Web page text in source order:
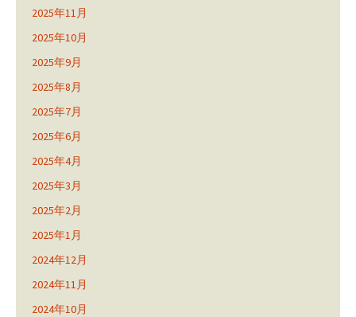
2025年11月
2025年10月
2025年9月
2025年8月
2025年7月
2025年6月
2025年4月
2025年3月
2025年2月
2025年1月
2024年12月
2024年11月
2024年10月